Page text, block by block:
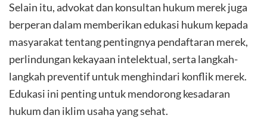
Selain itu, advokat dan konsultan hukum merek juga
berperan dalam memberikan edukasi hukum kepada
masyarakat tentang pentingnya pendaftaran merek,
perlindungan kekayaan intelektual, serta langkah-
langkah preventif untuk menghindari konflik merek.
Edukasi ini penting untuk mendorong kesadaran
hukum dan iklim usaha yang sehat.